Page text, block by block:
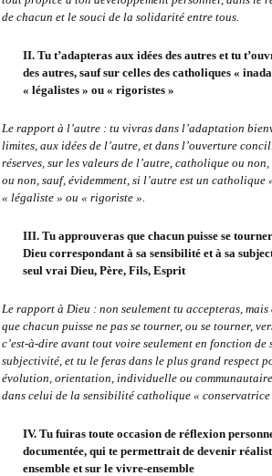
de chacun et le souci de la solidarité entre tous.
II. Tu t’adapteras aux idées des autres et tu
des autres, sauf sur celles des catholiques «
« légalistes » ou « rigoristes »
Le rapport à l’autre : tu vivras dans l’adaptation
limites, aux idées de l’autre, et dans l’ouverture
réserves, sur les valeurs de l’autre, catholique ou
ou non, sauf, évidemment, si l’autre est un catholique
« légaliste » ou « rigoriste ».
III. Tu approuveras que chacun puisse se
Dieu correspondant à sa sensibilité et à sa
seul vrai Dieu, Père, Fils, Esprit
Le rapport à Dieu : non seulement tu accepteras,
que chacun puisse ne pas se tourner, ou se tourner,
c’est-à-dire avant tout voire seulement en fonction de
subjectivité, et tu le feras dans le plus grand respect
évolution, orientation, individuelle ou
dans celui de la sensibilité catholique «
IV. Tu fuiras toute occasion de réflexion
documentée, qui te permettrait de devenir
ensemble et sur le vivre-ensemble